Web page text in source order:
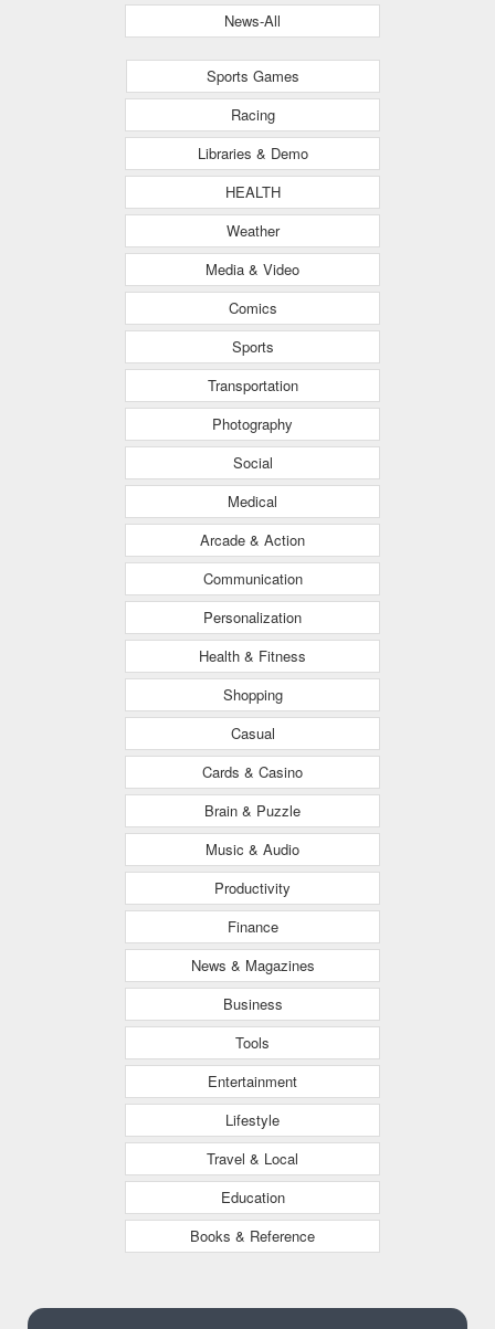
News-All
Sports Games
Racing
Libraries & Demo
HEALTH
Weather
Media & Video
Comics
Sports
Transportation
Photography
Social
Medical
Arcade & Action
Communication
Personalization
Health & Fitness
Shopping
Casual
Cards & Casino
Brain & Puzzle
Music & Audio
Productivity
Finance
News & Magazines
Business
Tools
Entertainment
Lifestyle
Travel & Local
Education
Books & Reference